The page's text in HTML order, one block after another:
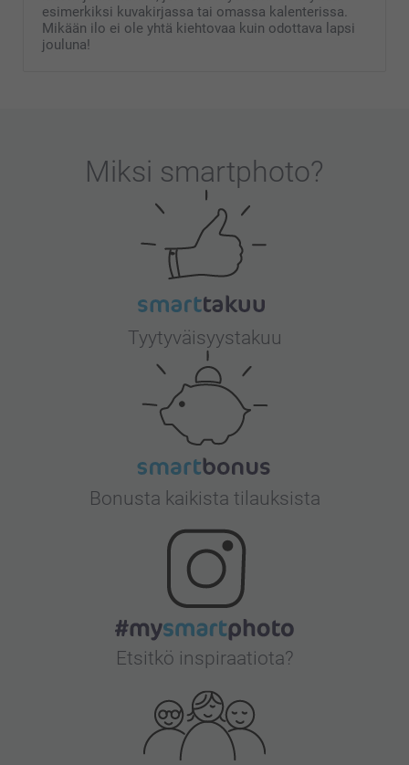
esimerkiksi kuvakirjassa tai omassa kalenterissa.
Mikään ilo ei ole yhtä kiehtovaa kuin odottava lapsi
jouluna!
Miksi smartphoto?
Tyytyväisyystakuu
Bonusta kaikista tilauksista
Etsitkö inspiraatiota?